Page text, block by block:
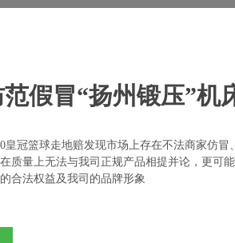
狼堡,贝博狼堡亚太
假冒“扬州锻压”机
皇冠篮球走地赔发现市场上存在不法商家仿冒
质量上无法与我司正规产品相提并论，更可
合法权益及我司的品牌形象